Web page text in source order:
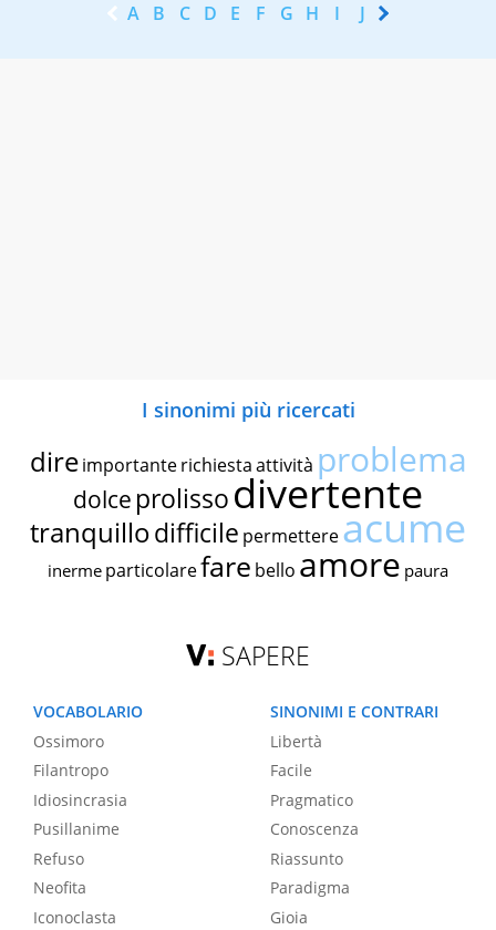
A B C D E F G H I J K
I sinonimi più ricercati
dire importante richiestaattività problema
dolce prolissodivertente
tranquillodifficile permettereacume
inerme particolarefare bello amore paura
SAPERE
VOCABOLARIO
Ossimoro
Filantropo
Idiosincrasia
Pusillanime
Refuso
Neofita
Iconoclasta
SINONIMI E CONTRARI
Libertà
Facile
Pragmatico
Conoscenza
Riassunto
Paradigma
Gioia